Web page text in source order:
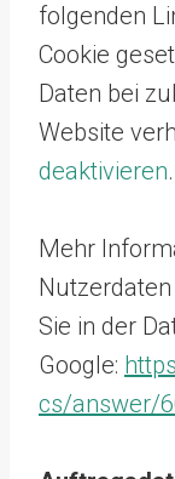
folgenden
Cookie
Daten bei
Website
deaktivieren.
Mehr
Sie in der
Google:
cs/answer/